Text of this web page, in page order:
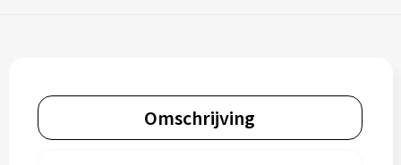
Omschrijving